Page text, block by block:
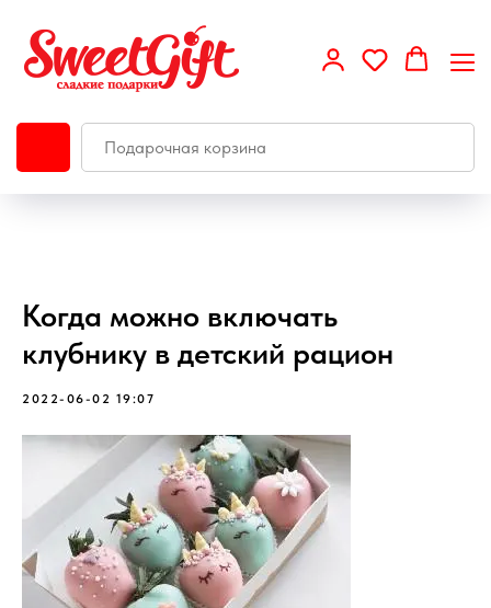
Когда можно включать
клубнику в детский рацион
2022-06-02 19:07